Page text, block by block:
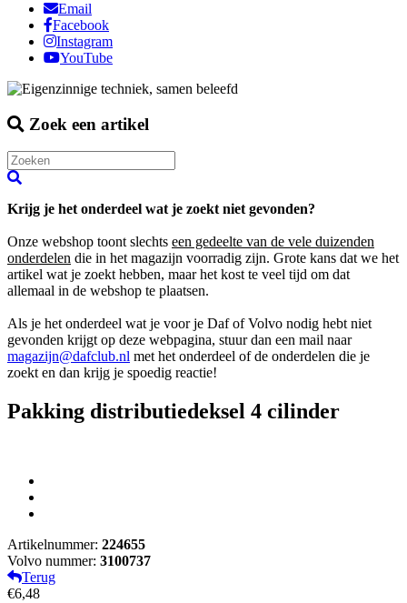
Email
Facebook
Instagram
YouTube
Zoek een artikel
Krijg je het onderdeel wat je zoekt niet gevonden?
Onze webshop toont slechts een gedeelte van de vele duizenden
onderdelen die in het magazijn voorradig zijn. Grote kans dat we het
artikel wat je zoekt hebben, maar het kost te veel tijd om dat
allemaal in de webshop te plaatsen.
Als je het onderdeel wat je voor je Daf of Volvo nodig hebt niet
gevonden krijgt op deze webpagina, stuur dan een mail naar
magazijn@dafclub.nl met het onderdeel of de onderdelen die je
zoekt en dan krijg je spoedig reactie!
Pakking distributiedeksel 4 cilinder
Artikelnummer: 224655
Volvo nummer: 3100737
Terug
€6,48